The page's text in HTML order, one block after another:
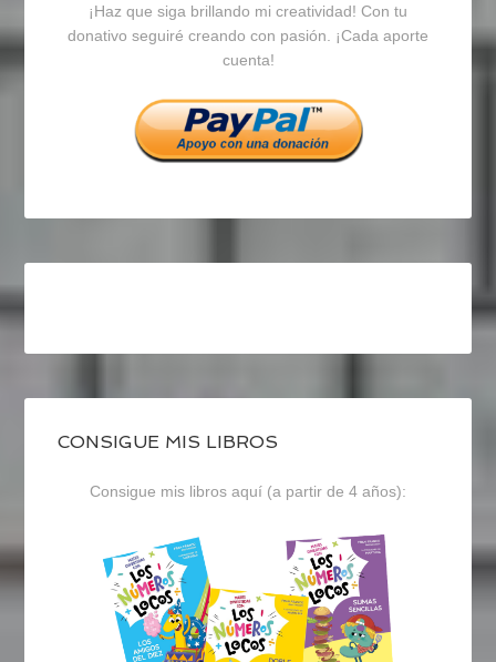
en
Facebook
en
Twitter
en
Instagram
¡Haz que siga brillando mi creatividad! Con tu
donativo seguiré creando con pasión. ¡Cada aporte
cuenta!
CONSIGUE MIS LIBROS
Consigue mis libros aquí (a partir de 4 años):